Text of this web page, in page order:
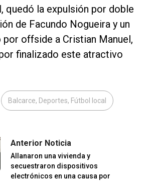
quedó la expulsión por doble
de Facundo Nogueira y un
por offside a Cristian Manuel,
finalizado este atractivo
Balcarce, Deportes, Fútbol local
Anterior Noticia
Allanaron una vivienda y
secuestraron dispositivos
electrónicos en una causa por